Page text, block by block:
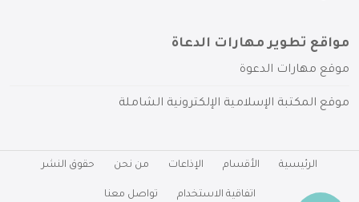
مواقع تطوير مهارات الدعاة
موقع مهارات الدعوة
موقع المكتبة الإسلامية الإلكترونية الشاملة
الرئيسية الأقسام الإذاعات من نحن حقوق النشر
اتفاقية الاستخدام تواصل معنا